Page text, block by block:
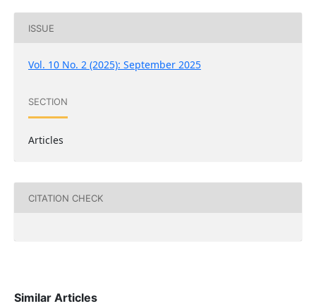
ISSUE
Vol. 10 No. 2 (2025): September 2025
SECTION
Articles
CITATION CHECK
Similar Articles